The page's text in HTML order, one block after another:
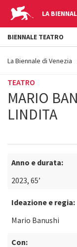
LA
YOUR
ARE
La Biennale di Venezia
TEATRO
MARIO
LINDITA
Anno e durata:
2023, 65’
Ideazione e regia:
Mario Banushi
Con:
BIENNALE TEATRO